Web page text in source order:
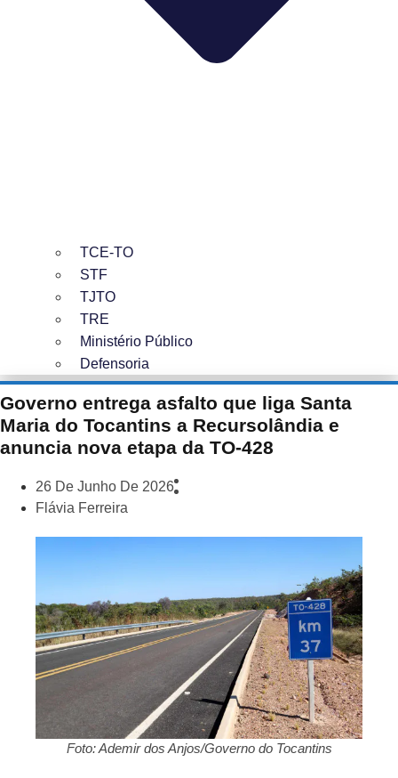
TCE-TO
STF
TJTO
TRE
Ministério Público
Defensoria
Governo entrega asfalto que liga Santa
Maria do Tocantins a Recursolândia e
anuncia nova etapa da TO-428
26 De Junho De 2026
Flávia Ferreira
Foto: Ademir dos Anjos/Governo do Tocantins